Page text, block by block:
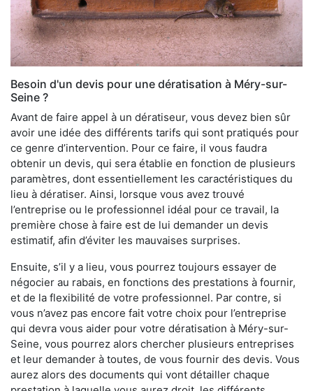
Besoin d'un devis pour une dératisation à Méry-sur-
Seine ?
Avant de faire appel à un dératiseur, vous devez bien sûr
avoir une idée des différents tarifs qui sont pratiqués pour
ce genre d’intervention. Pour ce faire, il vous faudra
obtenir un devis, qui sera établie en fonction de plusieurs
paramètres, dont essentiellement les caractéristiques du
lieu à dératiser. Ainsi, lorsque vous avez trouvé
l’entreprise ou le professionnel idéal pour ce travail, la
première chose à faire est de lui demander un devis
estimatif, afin d’éviter les mauvaises surprises.
Ensuite, s’il y a lieu, vous pourrez toujours essayer de
négocier au rabais, en fonctions des prestations à fournir,
et de la flexibilité de votre professionnel. Par contre, si
vous n’avez pas encore fait votre choix pour l’entreprise
qui devra vous aider pour votre dératisation à Méry-sur-
Seine, vous pourrez alors chercher plusieurs entreprises
et leur demander à toutes, de vous fournir des devis. Vous
aurez alors des documents qui vont détailler chaque